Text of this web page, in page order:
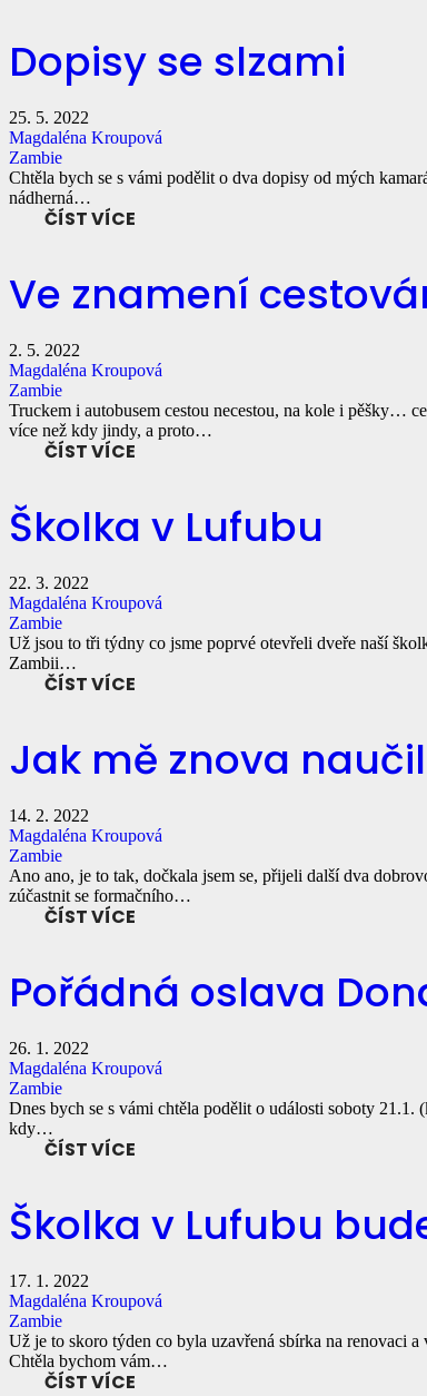
Dopisy se slzami
25. 5. 2022
Magdaléna Kroupová
Zambie
Chtěla bych se s vámi podělit o dva dopisy od mých
nádherná…
ČÍST VÍCE
Ve znamení
2. 5. 2022
Magdaléna Kroupová
Zambie
Truckem i autobusem cestou necestou, na kole i pěšky…
více než kdy jindy, a proto…
ČÍST VÍCE
Školka v Lufubu
22. 3. 2022
Magdaléna Kroupová
Zambie
Už jsou to tři týdny co jsme poprvé otevřeli dveře naší
Zambii…
ČÍST VÍCE
Jak mě znova
14. 2. 2022
Magdaléna Kroupová
Zambie
Ano ano, je to tak, dočkala jsem se, přijeli další dva
zúčastnit se formačního…
ČÍST VÍCE
Pořádná oslava
26. 1. 2022
Magdaléna Kroupová
Zambie
Dnes bych se s vámi chtěla podělit o události soboty 21.1.
kdy…
ČÍST VÍCE
Školka v Lufubu
17. 1. 2022
Magdaléna Kroupová
Zambie
Už je to skoro týden co byla uzavřená sbírka na renovaci
Chtěla bychom vám…
ČÍST VÍCE